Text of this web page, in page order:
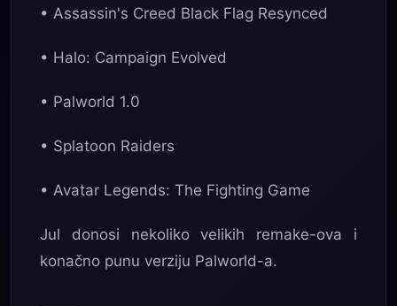
• Assassin's Creed Black Flag Resynced
• Halo: Campaign Evolved
• Palworld 1.0
• Splatoon Raiders
• Avatar Legends: The Fighting Game
Jul donosi nekoliko velikih remake-ova i
konačno punu verziju Palworld-a.